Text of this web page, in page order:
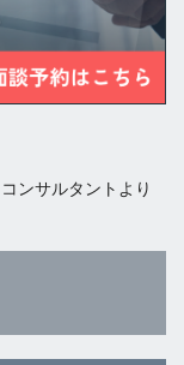
ンサルタントより